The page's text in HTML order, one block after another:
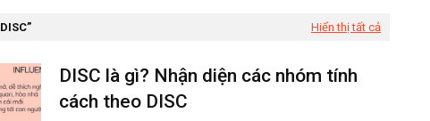
DISC Hiển thị tất cả
DISC là gì? Nhận diện các nhóm tính
cách theo DISC